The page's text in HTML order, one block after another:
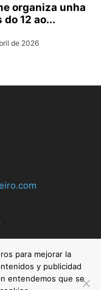
organiza unha
12 ao...
de 2026
para mejorar la
y publicidad
entendemos que se